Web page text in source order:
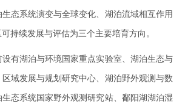
态系统演变与全球变化、湖泊流域相互作用
持续发展与评估为三个主要培育方向。
湖泊与环境国家重点实验室、湖泊生态与
域发展与规划研究中心、湖泊野外观测与数
态系统国家野外观测研究站、鄱阳湖湖泊湿